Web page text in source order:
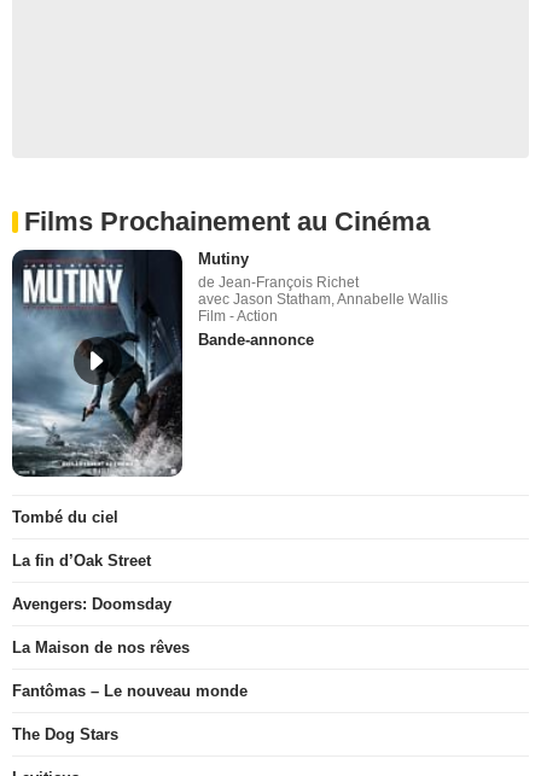
Films Prochainement au Cinéma
Mutiny
de Jean-François Richet
avec Jason Statham, Annabelle Wallis
Film - Action
Bande-annonce
Tombé du ciel
La fin d’Oak Street
Avengers: Doomsday
La Maison de nos rêves
Fantômas – Le nouveau monde
The Dog Stars